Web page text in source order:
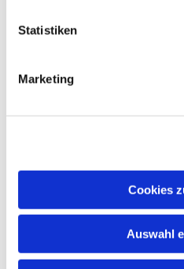
Statistiken
Marketing
Cookies
Auswahl
Dies